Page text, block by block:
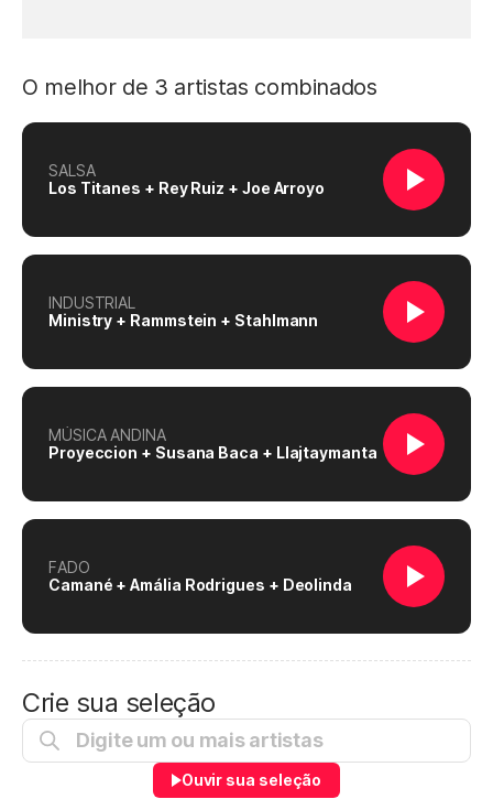
O melhor de 3 artistas combinados
SALSA
Los Titanes + Rey Ruiz + Joe Arroyo
INDUSTRIAL
Ministry + Rammstein + Stahlmann
MÚSICA ANDINA
Proyeccion + Susana Baca + Llajtaymanta
FADO
Camané + Amália Rodrigues + Deolinda
Crie sua seleção
Ouvir sua seleção